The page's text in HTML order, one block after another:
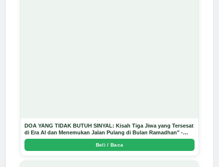
DOA YANG TIDAK BUTUH SINYAL: Kisah Tiga Jiwa yang Tersesat
di Era AI dan Menemukan Jalan Pulang di Bulan Ramadhan" -
Arda Dinata
Beli / Baca